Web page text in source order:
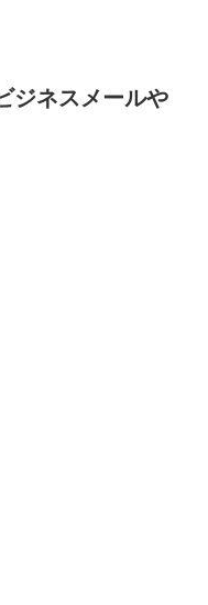
ジネスメールや